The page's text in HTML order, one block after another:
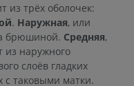
из трёх оболочек:
. Наружная, или
брюшиной. Средняя,
из наружного
слоёв гладких
таковыми матки.